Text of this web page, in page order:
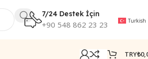
7/24 Destek İçin
+90 548 862 23 23 Turkish
TRY₺